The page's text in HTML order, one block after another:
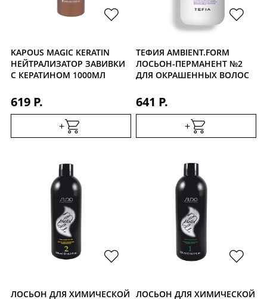
KAPOUS MAGIC KERATIN
НЕЙТРАЛИЗАТОР ЗАВИВКИ
С КЕРАТИНОМ 1000МЛ
619 Р.
+
ТЕФИЯ AMBIENT.FORM
ЛОСЬОН-ПЕРМАНЕНТ №2
ДЛЯ ОКРАШЕННЫХ ВОЛОС
641 Р.
+
ЛОСЬОН ДЛЯ ХИМИЧЕСКОЙ ЛОСЬОН ДЛЯ ХИМИЧЕСКОЙ